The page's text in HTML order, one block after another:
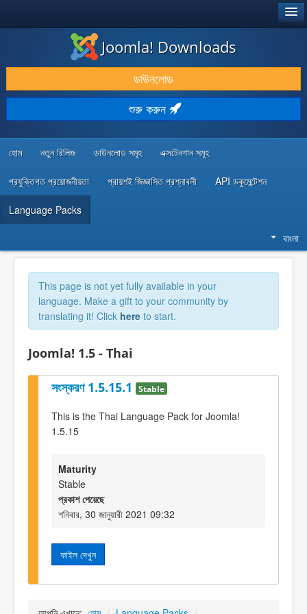
ডাউনলোড & প্রসারিত করুন
আবিষ্কার & শিখুন
কমিউনিটি & সহায়তা
Joomla! Downloads
ডাউনলোড
শুরু করুন
হোম নতুন রিলিজ ডাউনলোড সমূহ এক্সটেনশান সমূহ
প্রযুক্তিগত প্রয়োজনীয়তা প্রায়শই জিজ্ঞাসিত প্রশ্নাবলী API ডকুমেন্টেশন
Language Packs
বাংলা
This page is not yet fully available in your
language. Make a gift to your community by
translating it! Click here to start.
Joomla! 1.5 - Thai
সংস্করণ 1.5.15.1 Stable
This is the Thai Language Pack for Joomla!
1.5.15
Maturity
Stable
প্রকাশ পেয়েছে
শনিবার, 30 জানুয়ারী 2021 09:32
ফাইল দেখুন